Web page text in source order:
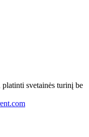
svetainės turinį be